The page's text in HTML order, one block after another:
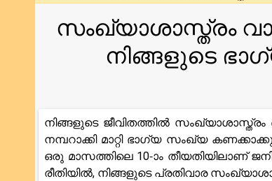
സംഖ്യാശാസ്ത്രം
നിങ്ങളുടെ
നിങ്ങളുടെ ജീവിതത്തിൽ
നമ്പറാക്കി മാറ്റി ഭാഗ്യ സംഖ്യ
ഒരു മാസത്തിലെ 10-ാം തീയതിയിലാണ്
രീതിയിൽ, നിങ്ങളുടെ പ്രതിവാര